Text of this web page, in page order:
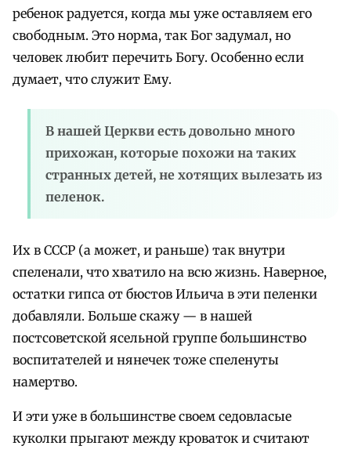
ребенок радуется, когда мы уже оставляем его
свободным. Это норма, так Бог задумал, но
человек любит перечить Богу. Особенно если
думает, что служит Ему.
В нашей Церкви есть довольно много
прихожан, которые похожи на таких
странных детей, не хотящих вылезать из
пеленок.
Их в СССР (а может, и раньше) так внутри
спеленали, что хватило на всю жизнь. Наверное,
остатки гипса от бюстов Ильича в эти пеленки
добавляли. Больше скажу — в нашей
постсоветской ясельной группе большинство
воспитателей и нянечек тоже спеленуты
намертво.
И эти уже в большинстве своем седовласые
куколки прыгают между кроваток и считают